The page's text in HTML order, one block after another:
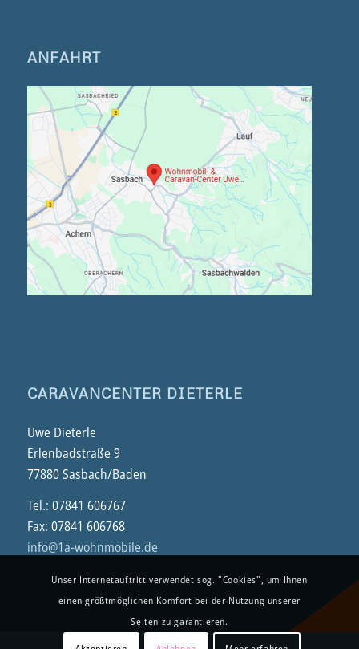
ANFAHRT
CARAVANCENTER DIETERLE
Uwe Dieterle
Erlenbadstraße 9
77880 Sasbach/Baden
Tel.: 07841 606767
Fax: 07841 606768
info@1a-wohnmobile.de
Unser Internetauftritt verwendet sog. "Cookies", um Ihnen
einen größtmöglichen Komfort bei der Nutzung unserer
Seiten zu garantieren.